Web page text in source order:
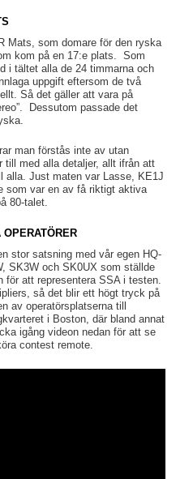
Mats, som domare för den ryska
kom på en 17:e plats. Som
i tältet alla de 24 timmarna och
uppgift eftersom de två
Så det gäller att vara på
Dessutom passade det
man förstås inte av utan
till med alla detaljer, allt ifrån att
Just maten var Lasse, KE1J
som var en av få riktigt aktiva
80-talet.
stor satsning med vår egen HQ-
SK3W och SK0UX som ställde
för att representera SSA i testen.
så det blir ett högt tryck på
av operatörsplatserna till
i Boston, där bland annat
igång videon nedan för att se
contest remote.